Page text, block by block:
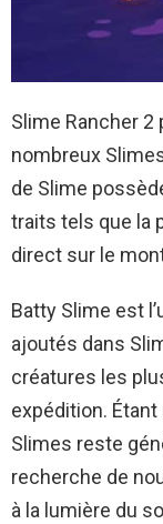
Slime Rancher
nombreux
de Slime
traits tels que la
direct sur le
Batty Slime est
ajoutés dans
créatures les
expédition.
Slimes reste
recherche de
à la lumière du